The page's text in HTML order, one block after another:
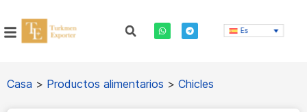
Es
Casa > Productos alimentarios > Chicles